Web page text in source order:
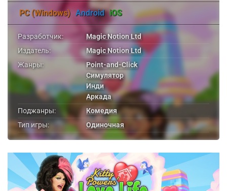
PC (Windows) Android iOS
Разработчик:
Magic Notion Ltd
Издатель:
Magic Notion Ltd
Жанры:
Point-and-Click
Симулятор
Инди
Аркада
Поджанры:
Комедия
Тип игры:
Одиночная